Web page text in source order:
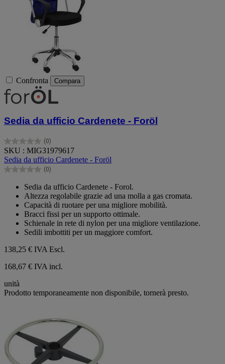
Confronta Compara
Sedia da ufficio Cardenete - Foröl
(0)
0.0
su
5
stelle.
SKU : MIG31979617
Sedia da ufficio Cardenete - Foröl
(0)
0.0
stelle.
Sedia da ufficio Cardenete - Forol.
Altezza regolabile grazie ad una molla a gas cromata.
Capacità di ruotare per una migliore mobilità.
Bracci fissi per un supporto ottimale.
Schienale in rete di nylon per una migliore ventilazione.
Sedili imbottiti per un maggiore comfort.
138,25 € IVA Escl.
168,67 € IVA incl.
unità
Prodotto temporaneamente non disponibile, tornerà presto.